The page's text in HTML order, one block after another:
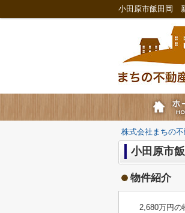
株式会社まちの
小田原市
物件紹介
2,680万円の